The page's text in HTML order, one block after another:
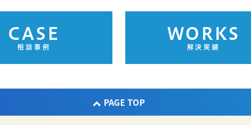
CASE
相談事例
WORKS
解決実績
PAGE TOP